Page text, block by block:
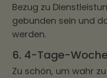
Bezug zu
gebunden sein und
werden.
6. 4-Tage-
Zu schön, um wahr